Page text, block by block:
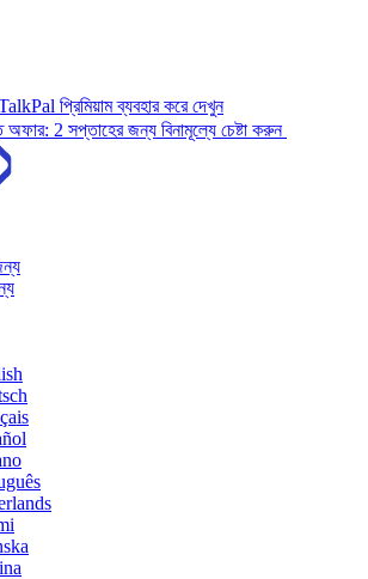
প্রিমিয়াম ব্যবহার করে দেখুন
অফার: 2 সপ্তাহের জন্য বিনামূল্যে চেষ্টা করুন